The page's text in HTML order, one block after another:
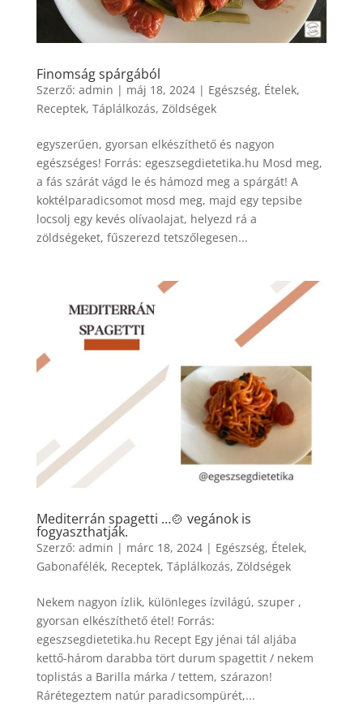
Finomság spárgából
Szerző: admin | máj 18, 2024| Egészség, Ételek,
Receptek, Táplálkozás, Zöldségek
egyszerűen, gyorsan elkészíthető és nagyon
egészséges! Forrás: egeszsegdietetika.hu Mosd meg,
a fás szárát vágd le és hámozd meg a spárgát! A
koktélparadicsomot mosd meg, majd egy tepsibe
locsolj egy kevés olívaolajat, helyezd rá a
zöldségeket, fűszerezd tetszőlegesen...
Mediterrán spagetti …🍲 vegánok is
fogyaszthatják.
Szerző: admin | márc 18, 2024| Egészség, Ételek,
Gabonafélék, Receptek, Táplálkozás, Zöldségek
Nekem nagyon ízlik, különleges ízvilágú, szuper ,
gyorsan elkészíthető étel! Forrás:
egeszsegdietetika.hu Recept Egy jénai tál aljába
kettő-három darabba tört durum spagettit / nekem
toplistás a Barilla márka / tettem, szárazon!
Rárétegeztem natúr paradicsompürét,...